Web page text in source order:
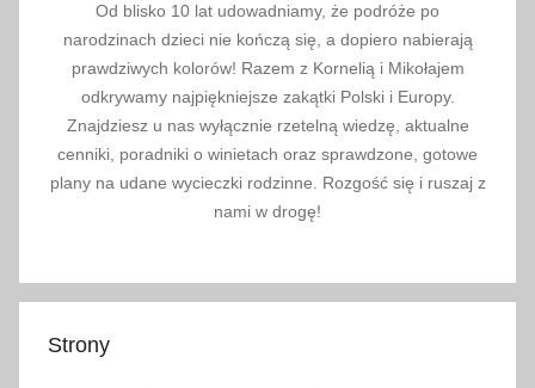
Od blisko 10 lat udowadniamy, że podróże po
narodzinach dzieci nie kończą się, a dopiero nabierają
prawdziwych kolorów! Razem z Kornelią i Mikołajem
odkrywamy najpiękniejsze zakątki Polski i Europy.
Znajdziesz u nas wyłącznie rzetelną wiedzę, aktualne
cenniki, poradniki o winietach oraz sprawdzone, gotowe
plany na udane wycieczki rodzinne. Rozgość się i ruszaj z
nami w drogę!
Strony